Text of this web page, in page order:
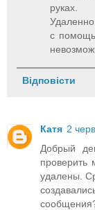
руках.
с
Відповісти
Катя 2
Добрый
удалены.